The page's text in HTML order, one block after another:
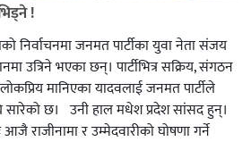
!
निर्वाचनमा जनमत पार्टीका युवा नेता संजय
उत्रिने भएका छन्। पार्टीभित्र सक्रिय, संगठन
मानिएका यादवलाई जनमत पार्टीले
सारेको छ। उनी हाल मधेश प्रदेश सांसद हुन्।
राजीनामा र उम्मेदवारीको घोषणा गर्ने